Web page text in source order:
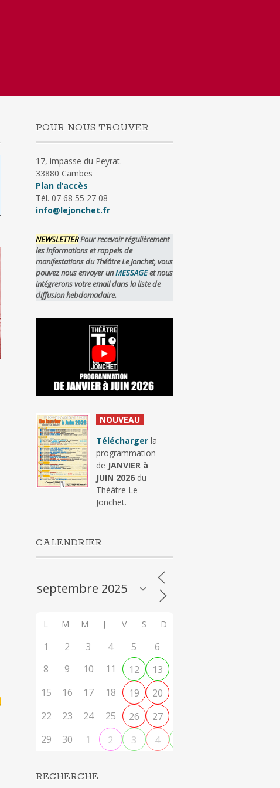
POUR NOUS TROUVER
17, impasse du Peyrat.
33880 Cambes
Plan d’accès
Tél. 07 68 55 27 08
info@lejonchet.fr
NEWSLETTERPour recevoir régulièrement
les informations et rappels de
manifestations du Théâtre Le Jonchet, vous
pouvez nous envoyer unMESSAGEet nous
intégrerons votre email dans la liste de
diffusion hebdomadaire.
NOUVEAU
Télécharger la
programmation
de JANVIER à
JUIN 2026 du
Théâtre Le
Jonchet.
CALENDRIER
L M M J V S D
1 2 3 4 5 6
8
9 10 11 12 13
15
16 17 18 19 20
22
23 24 25 26 27
29
30 1 2 3 4
RECHERCHE